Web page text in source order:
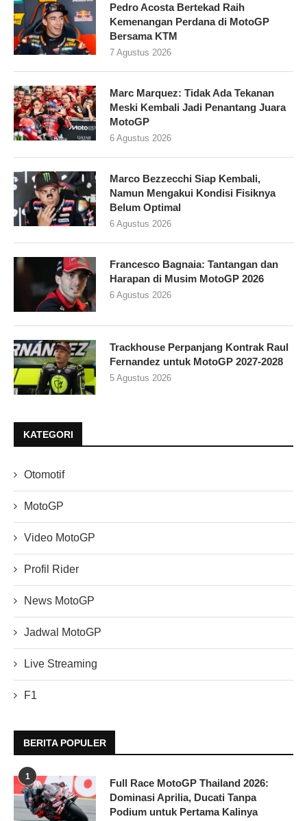
Pedro Acosta Bertekad Raih
Kemenangan Perdana di MotoGP
Bersama KTM
7 Agustus 2026
Marc Marquez: Tidak Ada Tekanan
Meski Kembali Jadi Penantang Juara
MotoGP
6 Agustus 2026
Marco Bezzecchi Siap Kembali,
Namun Mengakui Kondisi Fisiknya
Belum Optimal
6 Agustus 2026
Francesco Bagnaia: Tantangan dan
Harapan di Musim MotoGP 2026
6 Agustus 2026
Trackhouse Perpanjang Kontrak Raul
Fernandez untuk MotoGP 2027-2028
5 Agustus 2026
KATEGORI
Otomotif
MotoGP
Video MotoGP
Profil Rider
News MotoGP
Jadwal MotoGP
Live Streaming
F1
BERITA POPULER
1
Full Race MotoGP Thailand 2026:
Dominasi Aprilia, Ducati Tanpa
Podium untuk Pertama Kalinya